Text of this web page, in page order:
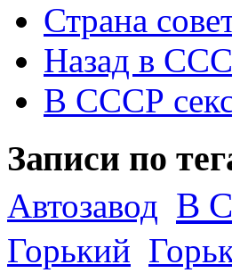
Страна
Назад в
В СССР
Записи по
Автозавод В
Горький